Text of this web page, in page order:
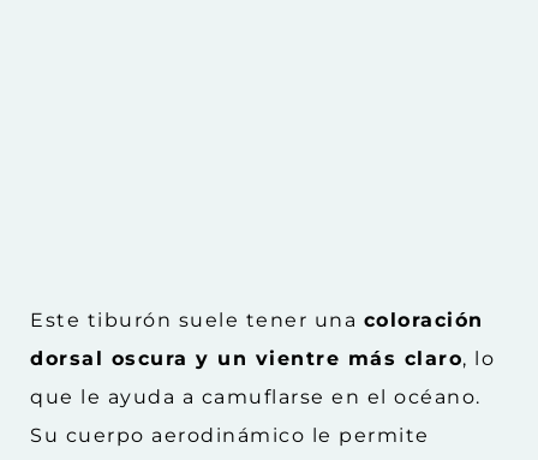
Este tiburón suele tener una coloración
dorsal oscura y un vientre más claro, lo
que le ayuda a camuflarse en el océano.
Su cuerpo aerodinámico le permite